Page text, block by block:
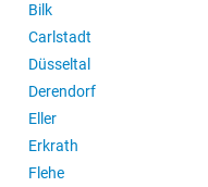
Bilk
Carlstadt
Düsseltal
Derendorf
Eller
Erkrath
Flehe